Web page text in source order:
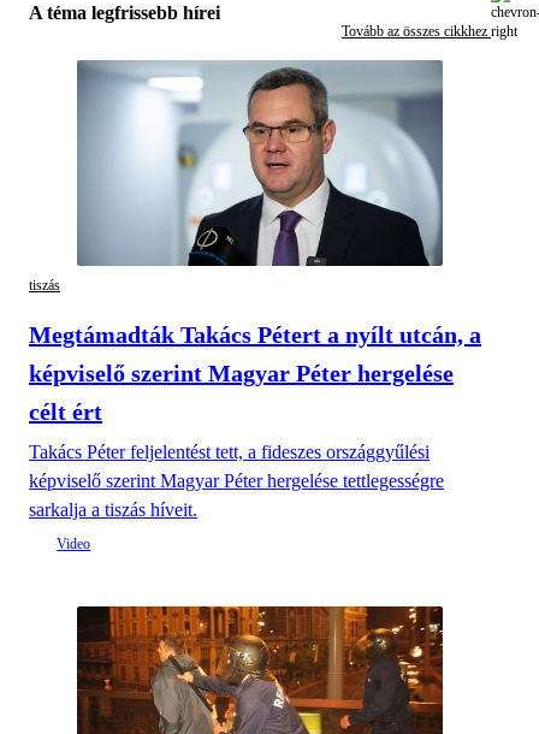
A téma legfrissebb hírei
Tovább az összes cikkhez
tiszás
Megtámadták Takács Pétert a nyílt utcán, a
képviselő szerint Magyar Péter hergelése
célt ért
Takács Péter feljelentést tett, a fideszes országgyűlési
képviselő szerint Magyar Péter hergelése tettlegességre
sarkalja a tiszás híveit.